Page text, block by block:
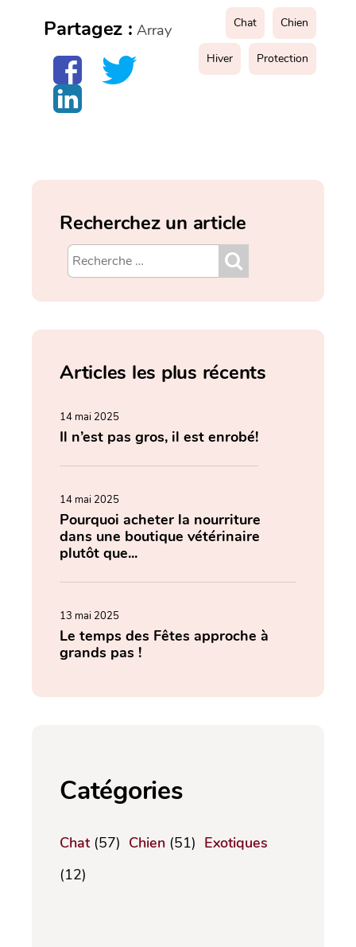
Partagez : Array Chat Chien
Hiver Protection
Recherchez un article
Articles les plus récents
14 mai 2025
Il n’est pas gros, il est enrobé!
14 mai 2025
Pourquoi acheter la nourriture
dans une boutique vétérinaire
plutôt que...
13 mai 2025
Le temps des Fêtes approche à
grands pas !
Catégories
Chat(57) Chien (51) Exotiques
(12)